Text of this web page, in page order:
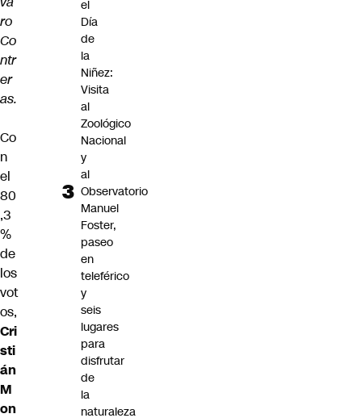
ro
Co
ntr
er
as.
Co
n
el
80
,3
%
de
los
vot
os,
Cri
sti
án
M
on
el
Día
de
la
Niñez:
Visita
al
Zoológico
Nacional
y
al
Observatorio
Manuel
Foster,
paseo
en
teleférico
y
seis
lugares
para
disfrutar
de
la
naturaleza